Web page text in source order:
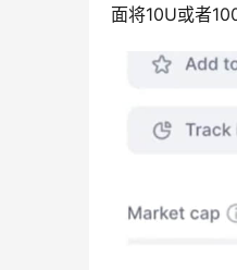
面将10U或者